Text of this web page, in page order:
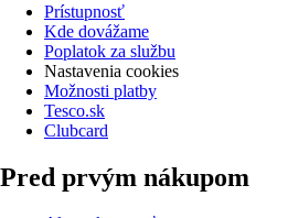
Prístupnosť
Kde dovážame
Poplatok za službu
Nastavenia cookies
Možnosti platby
Tesco.sk
Clubcard
Pred prvým nákupom